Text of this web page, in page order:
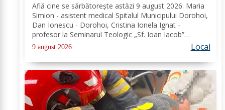
Află cine se sărbătoreşte astăzi 9 august 2026: Maria
Simion - asistent medical Spitalul Municipului Dorohoi,
Dan Ionescu - Dorohoi, Cristina Ionela Ignat -
profesor la Seminarul Teologic „Sf. Ioan Iacob”
Dorohoi, Ana-Maria Ojog - profesor- consilier
educativ Școala Gimnazială Nr. 1 Dumeni, Mihai...
9 august 2026 Local